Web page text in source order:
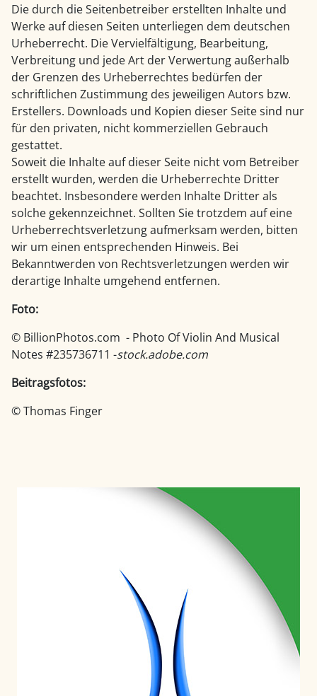
Die durch die Seitenbetreiber erstellten Inhalte und
Werke auf diesen Seiten unterliegen dem deutschen
Urheberrecht. Die Vervielfältigung, Bearbeitung,
Verbreitung und jede Art der Verwertung außerhalb
der Grenzen des Urheberrechtes bedürfen der
schriftlichen Zustimmung des jeweiligen Autors bzw.
Erstellers. Downloads und Kopien dieser Seite sind nur
für den privaten, nicht kommerziellen Gebrauch
gestattet.
Soweit die Inhalte auf dieser Seite nicht vom Betreiber
erstellt wurden, werden die Urheberrechte Dritter
beachtet. Insbesondere werden Inhalte Dritter als
solche gekennzeichnet. Sollten Sie trotzdem auf eine
Urheberrechtsverletzung aufmerksam werden, bitten
wir um einen entsprechenden Hinweis. Bei
Bekanntwerden von Rechtsverletzungen werden wir
derartige Inhalte umgehend entfernen.
Foto:
© BillionPhotos.com - Photo Of Violin And Musical
Notes #235736711 -stock.adobe.com
Beitragsfotos:
© Thomas Finger